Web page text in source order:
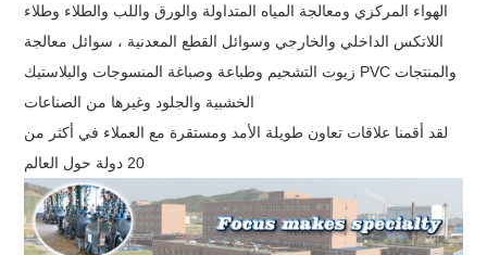
الهواء المركزي ومعالجة المياه المتداولة والورق واللب والطلاء وطلاء
اللاتكس الداخلي والخارجي وسوائل القطع المعدنية ، سوائل معالجة
زيوت التشحيم وطباعة وصباغة المنسوجات والبلاستيك PVC والمنتجات
الخشبية والجلود وغيرها من الصناعات
لقد أقمنا علاقات تعاون طويلة الأمد ومستقرة مع العملاء في أكثر من
20 دولة حول العالم